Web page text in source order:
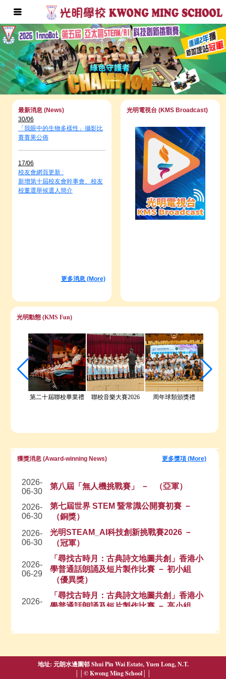
最新消息 (News)
親子花盆設計比賽賽果公佈
13/07
環保新詩創作比賽 得獎名單
30/06
「我眼中的生物多樣性」攝影比
賽賽果公佈
17/06
校友會網頁更新 :
新增第十屆校友會幹事會、校友
校董選舉候選人簡介
更多消息 (More)
光明電視台 (KMS Broadcast)
光明動態 (KMS Fun)
第二十屆聯校畢業禮 聯校音樂大賽2026 周年球類頒獎禮
獲獎消息 (Award-winning News) 更多獎項 (More)
地址: 元朗水邊圍邨 Shui Pin Wai Estate, Yuen Long, N.T.
││© Kwong Ming School││